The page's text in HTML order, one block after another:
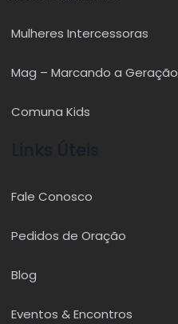
Mulheres Intercessoras
Mag – Marcando a Geração
Comuna Kids
Fale Conosco
Pedidos de Oração
Blog
Eventos & Encontros